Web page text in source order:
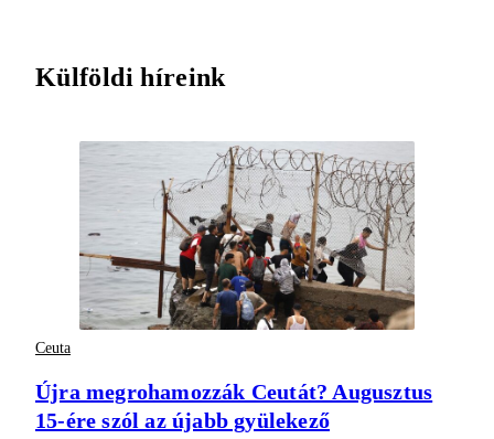
Külföldi híreink
Ceuta
Újra megrohamozzák Ceutát? Augusztus
15-ére szól az újabb gyülekező